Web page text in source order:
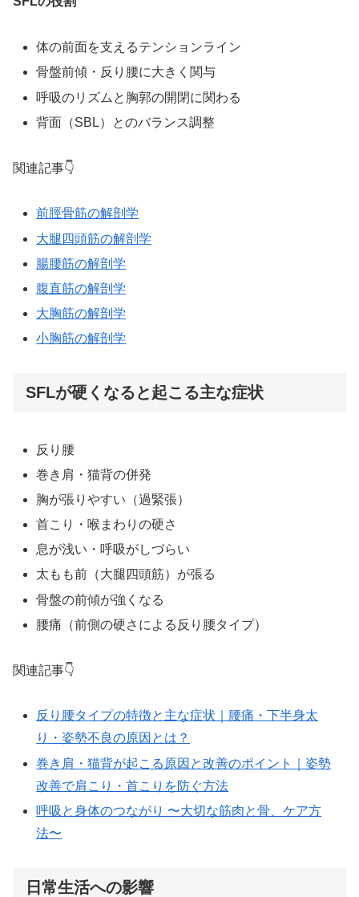
体の前面を支えるテンションライン
骨盤前傾・反り腰に大きく関与
呼吸のリズムと胸郭の開閉に関わる
背面（SBL）とのバランス調整
関連記事👇
前脛骨筋の解剖学
大腿四頭筋の解剖学
腸腰筋の解剖学
腹直筋の解剖学
大胸筋の解剖学
小胸筋の解剖学
SFLが硬くなると起こる主な症状
反り腰
巻き肩・猫背の併発
胸が張りやすい（過緊張）
首こり・喉まわりの硬さ
息が浅い・呼吸がしづらい
太もも前（大腿四頭筋）が張る
骨盤の前傾が強くなる
腰痛（前側の硬さによる反り腰タイプ）
関連記事👇
反り腰タイプの特徴と主な症状｜腰痛・下半身太
り・姿勢不良の原因とは？
巻き肩・猫背が起こる原因と改善のポイント｜姿勢
改善で肩こり・首こりを防ぐ方法
呼吸と身体のつながり 〜大切な筋肉と骨、ケア方
法〜
日常生活への影響